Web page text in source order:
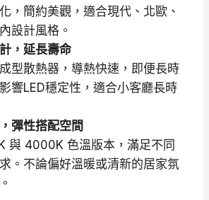
，簡約美觀，適合現代、北歐、
設計風格。
，延長壽命
型散熱器，導熱快速，即便長時
響LED穩定性，適合小客廳長時
彈性搭配空間
與 4000K 色溫版本，滿足不同
。不論偏好溫暖或清新的居家氛